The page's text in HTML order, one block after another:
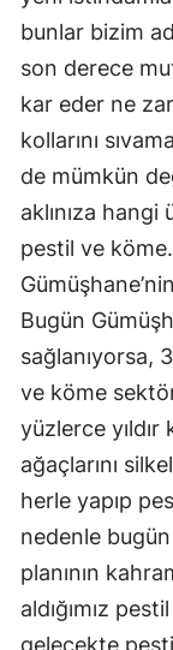
bunlar bizim
son derece
kar eder ne
kollarını
de mümkün
aklınıza
pestil ve
Bugün
sağlanıyorsa,
ve köme
yüzlerce
ağaçlarını
herle yapıp
nedenle
planının
aldığımız